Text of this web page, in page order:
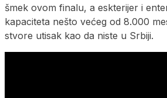
šmek ovom finalu, a eskterijer i
kapaciteta nešto većeg od 8.000
stvore utisak kao da niste u Srbiji.